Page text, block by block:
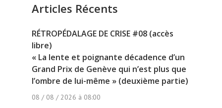
Articles Récents
RÉTROPÉDALAGE DE CRISE #08 (accès
libre)
« La lente et poignante décadence d’un
Grand Prix de Genève qui n’est plus que
l’ombre de lui-même » (deuxième partie)
08 / 08 / 2026 à 08:00